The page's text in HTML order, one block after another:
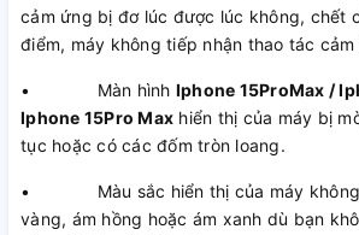
cảm ứng bị đơ lúc được lúc không, chết
điểm, máy không tiếp nhận thao tác cảm
• Màn hình Iphone 15ProMax /
Iphone 15Pro Max hiển thị của máy bị
tục hoặc có các đốm tròn loang.
• Màu sắc hiển thị của máy không
vàng, ám hồng hoặc ám xanh dù bạn